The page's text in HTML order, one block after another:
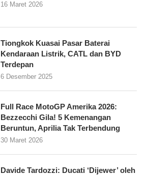
16 Maret 2026
Tiongkok Kuasai Pasar Baterai
Kendaraan Listrik, CATL dan BYD
Terdepan
6 Desember 2025
Full Race MotoGP Amerika 2026:
Bezzecchi Gila! 5 Kemenangan
Beruntun, Aprilia Tak Terbendung
30 Maret 2026
Davide Tardozzi: Ducati ‘Dijewer’ oleh